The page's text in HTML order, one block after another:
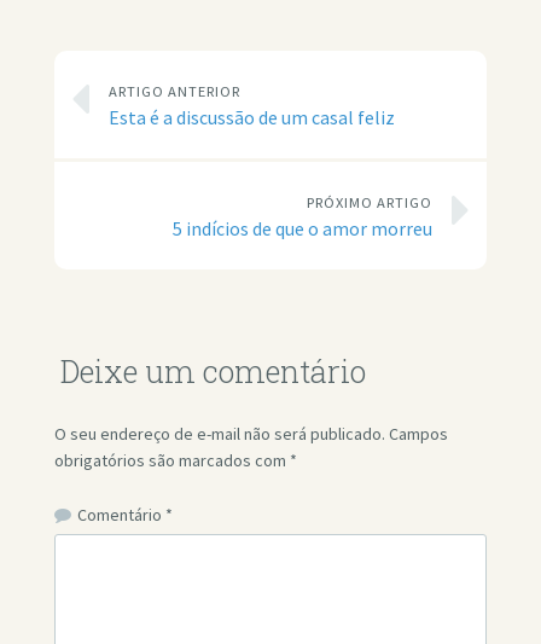
ARTIGO ANTERIOR
Esta é a discussão de um casal feliz
PRÓXIMO ARTIGO
5 indícios de que o amor morreu
Deixe um comentário
O seu endereço de e-mail não será publicado. Campos
obrigatórios são marcados com *
Comentário *